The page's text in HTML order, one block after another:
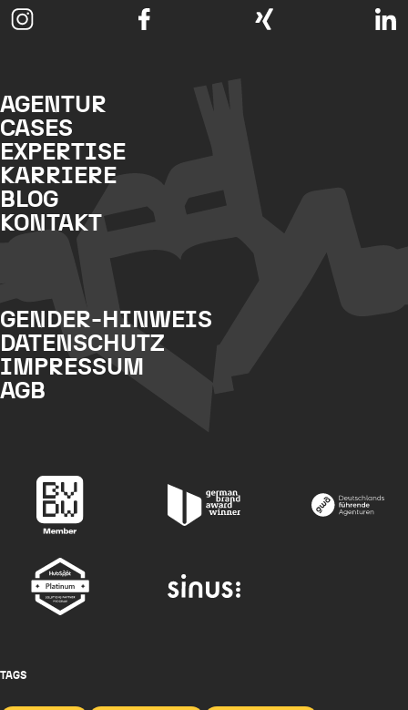
AGENTUR
CASES
EXPERTISE
KARRIERE
BLOG
KONTAKT
GENDER-HINWEIS
DATENSCHUTZ
IMPRESSUM
AGB
TAGS